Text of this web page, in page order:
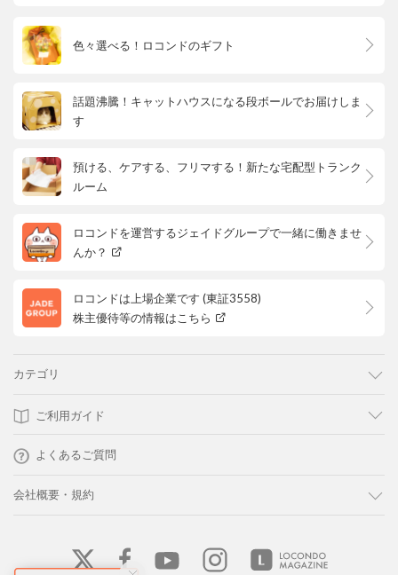
色々選べる！ロコンドのギフト
話題沸騰！キャットハウスになる段ボールでお届けしま
す
預ける、ケアする、フリマする！新たな宅配型トランク
ルーム
ロコンドを運営するジェイドグループで一緒に働きませ
んか？
ロコンドは上場企業です (東証3558)
株主優待等の情報はこちら
カテゴリ
ご利用ガイド
よくあるご質問
会社概要・規約